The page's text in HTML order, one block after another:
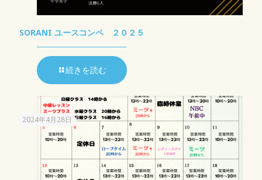
SORANI ユースコンペ ２０２５
続きを読む
2024年4月28日